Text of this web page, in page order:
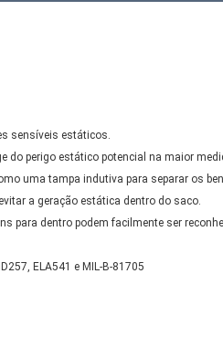
sensíveis estáticos.
do perigo estático potencial na maior
uma tampa indutiva para separar os
a geração estática dentro do saco.
para dentro podem facilmente ser
ELA541 e MIL-B-81705